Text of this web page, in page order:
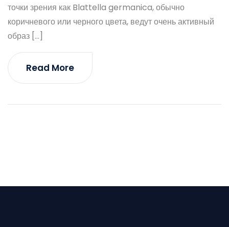
точки зрения как Blattella germanica, обычно
коричневого или черного цвета, ведут очень активный
образ […]
Read More